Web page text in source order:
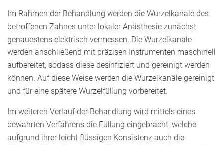
Im Rahmen der Behandlung werden die Wurzelkanäle des
betroffenen Zahnes unter lokaler Anästhesie zunächst
genauestens elektrisch vermessen. Die Wurzelkanäle
werden anschließend mit präzisen Instrumenten maschinell
aufbereitet, sodass diese desinfiziert und gereinigt werden
können. Auf diese Weise werden die Wurzelkanäle gereinigt
und für eine spätere Wurzelfüllung vorbereitet.
Im weiteren Verlauf der Behandlung wird mittels eines
bewährten Verfahrens die Füllung eingebracht, welche
aufgrund ihrer leicht flüssigen Konsistenz auch die